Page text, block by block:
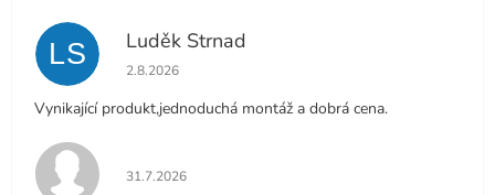
LS Luděk Strnad
Hodnocení obchodu je 5 z 5 hvězdiček.
2.8.2026
Vynikající produkt,jednoduchá montáž a dobrá cena.
Hodnocení obchodu je 5 z 5 hvězdiček.
31.7.2026